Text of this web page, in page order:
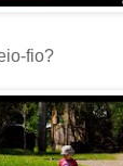
fio?